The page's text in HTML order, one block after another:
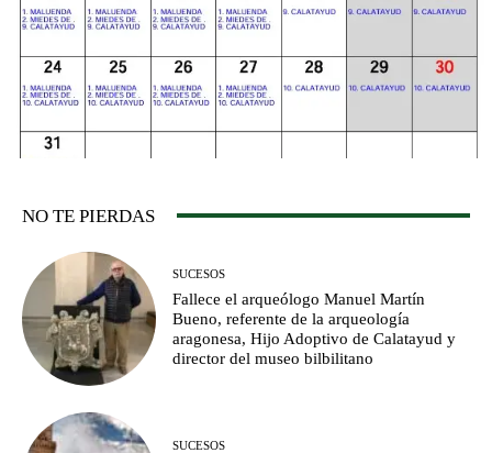
NO TE PIERDAS
SUCESOS
Fallece el arqueólogo Manuel Martín
Bueno, referente de la arqueología
aragonesa, Hijo Adoptivo de Calatayud y
director del museo bilbilitano
SUCESOS